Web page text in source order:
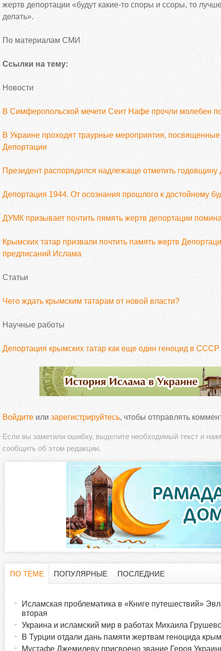
жертв депортации «будут какие-то споры и ссоры, то
делать».
По материалам СМИ
Ссылки на тему:
Новости
В Симферопольской мечети Сеит Нафе прочли молебен
В Украине проходят траурные мероприятия,
Депортации
Президент распорядился надлежаще отметить годовщину
Депортация 1944. От осознания прошлого к достойному
ДУМК призывает почтить пямять жертв депортации
Крымских татар призвали почтить память жертв
предписаний Ислама
Статьи
Чего ждать крымским татарам от новой власти?
Научные работы
Депортация крымских татар как еще один геноцид в СССР
Войдите или зарегистрируйтесь, чтобы отправлять
Если вы заметили ошибку, выделите необходимый текст и
сообщить об этом редакции.
ПО ТЕМЕ
ПОПУЛЯРНЫЕ ПОСЛЕДНИЕ
Исламская проблематика в «Книге путешествий»
вторая
Украина и исламский мир в работах Михаила
В Турции отдали дань памяти жертвам геноцида
Мустафе Джемилеву присвоено звание Героя